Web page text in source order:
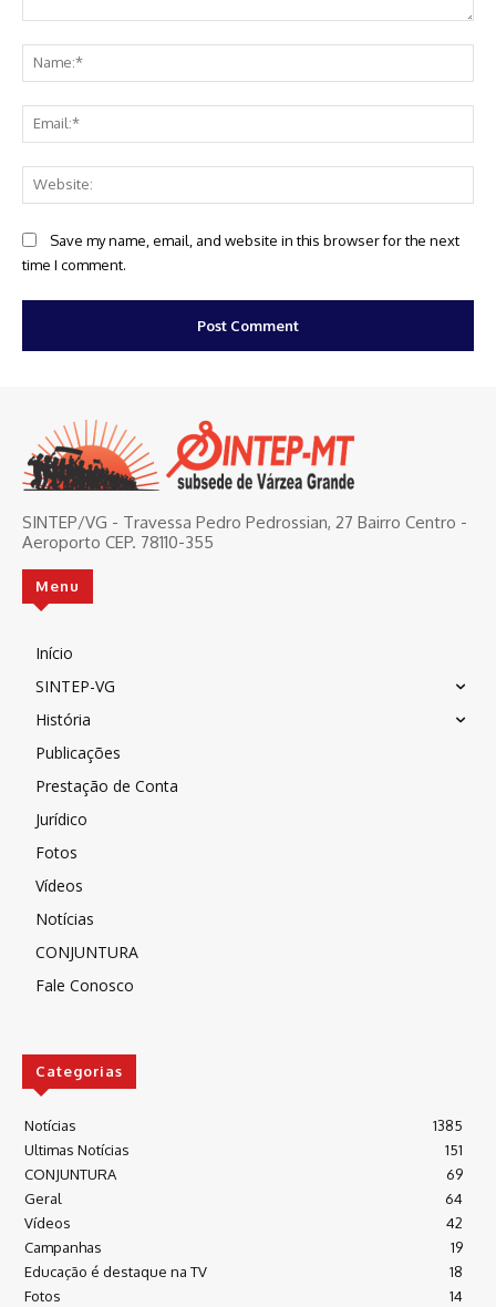
Save my name, email, and website in this browser for the next
time I comment.
SINTEP/VG - Travessa Pedro Pedrossian, 27 Bairro Centro -
Aeroporto CEP. 78110-355
Menu
Início
SINTEP-VG
História
Publicações
Prestação de Conta
Jurídico
Fotos
Vídeos
Notícias
CONJUNTURA
Fale Conosco
Categorias
Notícias
1385
Ultimas Notícias
151
CONJUNTURA
69
Geral
64
Vídeos
42
Campanhas
19
Educação é destaque na TV
18
Fotos
14